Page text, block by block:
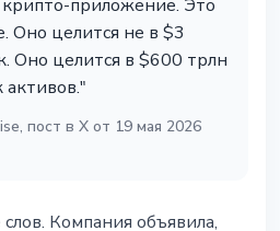
приложение. Это
Оно целится не в $3
Оно целится в $600 трлн
пост в X от 19 мая 2026
Компания объявила,